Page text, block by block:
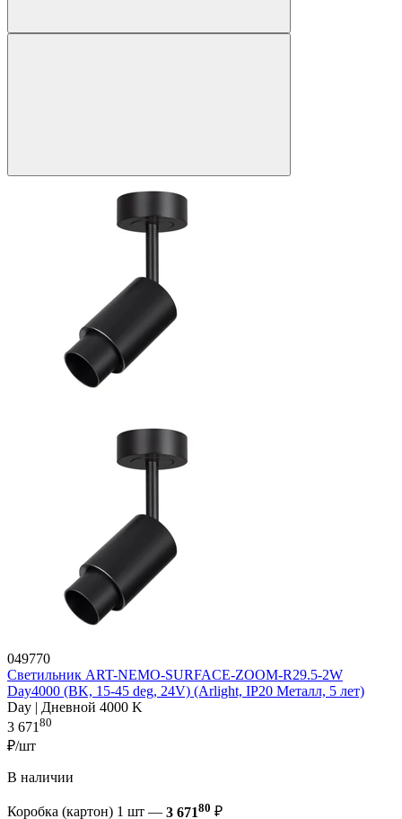
049770
Светильник ART-NEMO-SURFACE-ZOOM-R29.5-2W
Day4000 (BK, 15-45 deg, 24V) (Arlight, IP20 Металл, 5 лет)
Day | Дневной 4000 K
3 671 80
₽/шт
В наличии
Коробка (картон) 1 шт — 3 67180 ₽